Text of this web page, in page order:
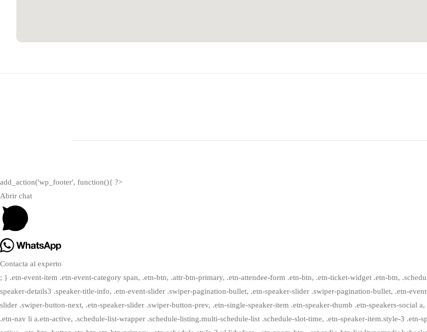
add_action('wp_footer', function(){ ?>
Abrir chat
Contacta al experto
; } .etn-event-item .etn-event-category span, .etn-btn, .attr-btn-primary, .etn-attendee-form .etn-btn, .etn-ticket-widget .etn-btn,
speaker-details3 .speaker-title-info, .etn-event-slider .swiper-pagination-bullet, .etn-speaker-slider .swiper-pagination-bullet, .etn-
slider .swiper-button-next, .etn-speaker-slider .swiper-button-prev, .etn-single-speaker-item .etn-speaker-thumb .etn-speakers-social
.etn-nav li a.etn-active, .schedule-list-wrapper .schedule-listing.multi-schedule-list .schedule-slot-time, .etn-speaker-item.style-3 .etn-